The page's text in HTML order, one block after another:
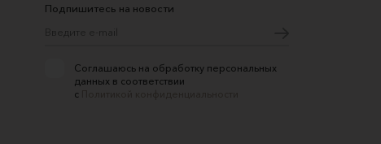
Подпишитесь на новости
Соглашаюсь на обработку персональных
данных в соответствии
с